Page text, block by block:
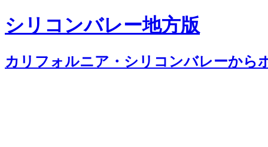
シリコンバレー地方版
カリフォルニア・シリコンバレーから